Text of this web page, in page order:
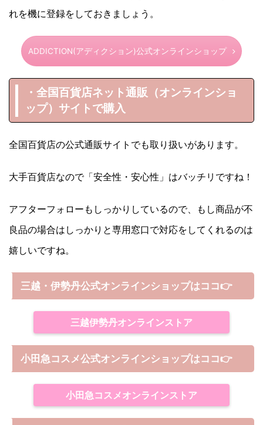
れを機に登録をしておきましょう。
ADDICTION(アディクション)公式オンラインショップ
・全国百貨店ネット通販（オンラインショ
ップ）サイトで購入
全国百貨店の公式通販サイトでも取り扱いがあります。
大手百貨店なので「安全性・安心性」はバッチリですね！
アフターフォローもしっかりしているので、もし商品が不
良品の場合はしっかりと専用窓口で対応をしてくれるのは
嬉しいですね。
三越・伊勢丹公式オンラインショップはココ👉
三越伊勢丹オンラインストア
小田急コスメ公式オンラインショップはココ👉
小田急コスメオンラインストア